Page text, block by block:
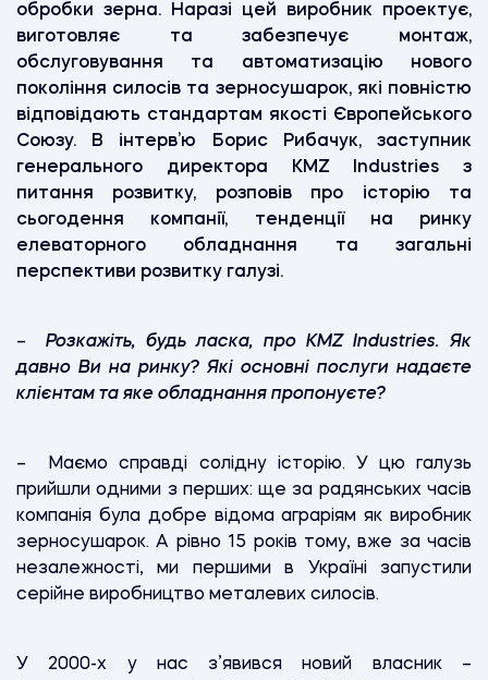
обробки зерна. Наразі цей виробник проектує,
виготовляє та забезпечує монтаж,
обслуговування та автоматизацію нового
покоління силосів та зерносушарок, які повністю
відповідають стандартам якості Європейського
Союзу. В інтерв’ю Борис Рибачук, заступник
генерального директора
KMZ Industries з
питання розвитку, розповів про історію та
сьогодення компанії, тенденції на ринку
елеваторного обладнання та загальні
перспективи розвитку галузі.
– Розкажіть, будь ласка, про KMZ Industries. Як
давно Ви на ринку? Які основні послуги надаєте
клієнтам та яке обладнання пропонуєте?
– Маємо справді солідну історію. У цю галузь
прийшли одними з перших: ще за радянських часів
компанія була добре відома аграріям як виробник
зерносушарок. А рівно 15 років тому, вже за часів
незалежності, ми першими в Україні запустили
серійне виробництво металевих силосів.
У 2000-х у нас з’явився новий власник –